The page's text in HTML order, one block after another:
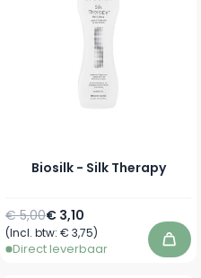
Biosilk - Silk Therapy
Vanaf
€ 3,10
Normale prijs
€ 5,00
(Incl. btw: € 3,75)
Direct leverbaar In